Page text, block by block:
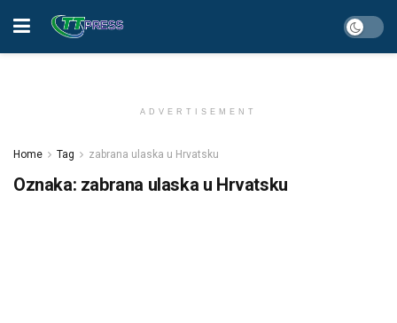
ADVERTISEMENT
Home Tag zabrana ulaska u Hrvatsku
Oznaka: zabrana ulaska u Hrvatsku